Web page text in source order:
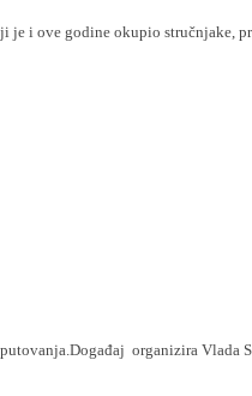
organizira Vlada